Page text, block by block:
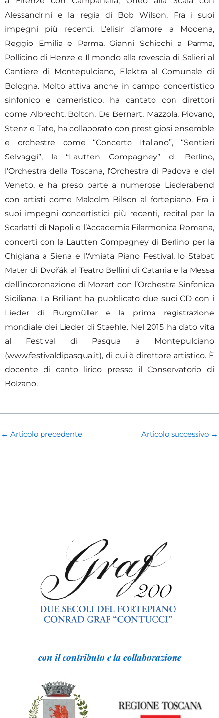
Alessandrini e la regia di Bob Wilson. Fra i suoi
impegni più recenti, L’elisir d’amore a Modena,
Reggio Emilia e Parma, Gianni Schicchi a Parma,
Pollicino di Henze e Il mondo alla rovescia di Salieri al
Cantiere di Montepulciano, Elektra al Comunale di
Bologna. Molto attiva anche in campo concertistico
sinfonico e cameristico, ha cantato con direttori
come Albrecht, Bolton, De Bernart, Mazzola, Piovano,
Stenz e Tate, ha collaborato con prestigiosi ensemble
e orchestre come “Concerto Italiano”, “Sentieri
Selvaggi”, la “Lautten Compagney” di Berlino,
l’Orchestra della Toscana, l’Orchestra di Padova e del
Veneto, e ha preso parte a numerose Liederabend
con artisti come Malcolm Bilson al fortepiano. Fra i
suoi impegni concertistici più recenti, recital per la
Scarlatti di Napoli e l’Accademia Filarmonica Romana,
concerti con la Lautten Compagney di Berlino per la
Chigiana a Siena e l’Amiata Piano Festival, lo Stabat
Mater di Dvořák al Teatro Bellini di Catania e la Messa
dell’incoronazione di Mozart con l’Orchestra Sinfonica
Siciliana. La Brilliant ha pubblicato due suoi CD con i
Lieder di Burgmüller e la prima registrazione
mondiale dei Lieder di Staehle. Nel 2015 ha dato vita
al Festival di Pasqua a Montepulciano
(www.festivaldipasqua.it), di cui è direttore artistico. È
docente di canto lirico presso il Conservatorio di
Bolzano.
← Articolo precedente Articolo successivo →
con il contributo e la collaborazione